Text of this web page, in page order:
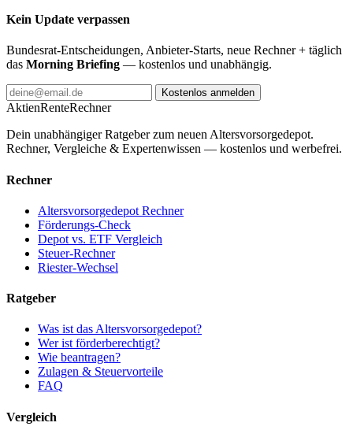
Kein Update verpassen
Bundesrat-Entscheidungen, Anbieter-Starts, neue Rechner + täglich
das Morning Briefing — kostenlos und unabhängig.
Kostenlos anmelden
AktienRenteRechner
Dein unabhängiger Ratgeber zum neuen Altersvorsorgedepot.
Rechner, Vergleiche & Expertenwissen — kostenlos und werbefrei.
Rechner
Altersvorsorgedepot Rechner
Förderungs-Check
Depot vs. ETF Vergleich
Steuer-Rechner
Riester-Wechsel
Ratgeber
Was ist das Altersvorsorgedepot?
Wer ist förderberechtigt?
Wie beantragen?
Zulagen & Steuervorteile
FAQ
Vergleich